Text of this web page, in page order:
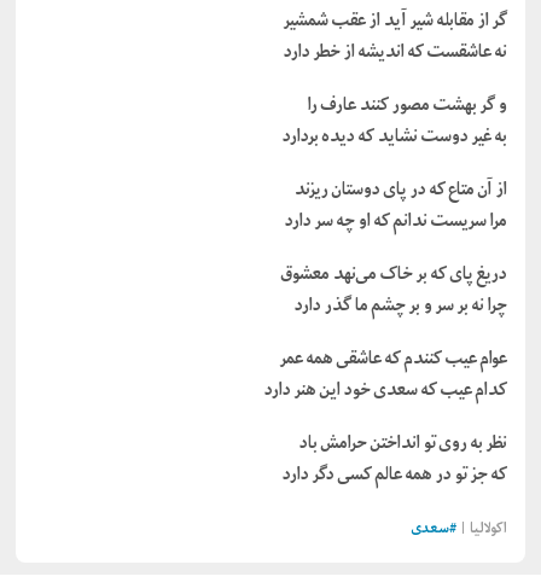
گر از مقابله شیر آید از عقب شمشیر
نه عاشقست که اندیشه از خطر دارد
و گر بهشت مصور کنند عارف را
به غیر دوست نشاید که دیده بردارد
از آن متاع که در پای دوستان ریزند
مرا سریست ندانم که او چه سر دارد
دریغ پای که بر خاک می‌نهد معشوق
چرا نه بر سر و بر چشم ما گذر دارد
عوام عیب کنندم که عاشقی همه عمر
کدام عیب که سعدی خود این هنر دارد
نظر به روی تو انداختن حرامش باد
که جز تو در همه عالم کسی دگر دارد
اکولالیا | #سعدی